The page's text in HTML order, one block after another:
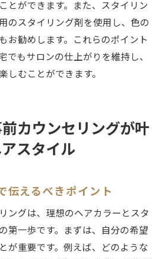
とができます。また、スタイリン
のスタイリング剤を使用し、色の
お勧めします。これらのポイント
でもサロンの仕上がりを維持し、
しむことができます。
カウンセリングが叶
スタイル
伝えるべきポイント
ングは、理想のヘアカラーとスタ
第一歩です。まずは、自分の希望
が重要です。例えば、どのような